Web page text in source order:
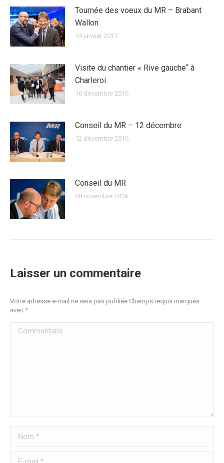
Tournée des voeux du MR – Brabant
Wallon
14 janvier 2017
Visite du chantier « Rive gauche“ à
Charleroi
16 décembre 2016
Conseil du MR – 12 décembre
12 décembre 2016
Conseil du MR
28 novembre 2016
Laisser un commentaire
Votre adresse e-mail ne sera pas publiée Champs requis marqués
avec *
Commentaire
Nom *
E-mail *